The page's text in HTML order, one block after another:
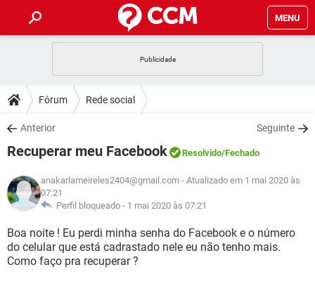
MENU
CELULAR
OUTLOOK
INSTAGRAM GMAIL
GUIA DE COMPRAS
DICAS
JOGOS
INSTAGRAM
GUIA DE COMPRAS
DOWNLOADS
JOGOS WHATSAPP
CELULAR FACEBOOK
OUTLOOK EXCEL
GUIA DE COMPRAS
FÓRUM
JOGOS
CELULAR FACEBOOK
OUTLOOK EXCEL
INSTAGRAM
GLOSSÁRIO
CELULAR FACEBOOK
Fórum Rede social
Anterior Seguinte
Recuperar meu Facebook Resolvido/Fechado
anakarlameireles2404@gmail.com- Atualizado em 1 mai 2020 às
07:21
Perfil bloqueado - 1 mai 2020 às 07:21
Boa noite ! Eu perdi minha senha do Facebook e o número
do celular que está cadrastado nele eu não tenho mais.
Como faço pra recuperar ?